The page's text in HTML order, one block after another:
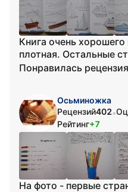
Книга очень
плотная. Остальные
Понравилась
Осьминожка
Рецензий402•
Рейтинг+7
На фото - первые